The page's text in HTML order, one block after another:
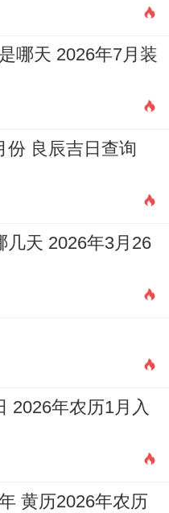
哪天 2026年7月装
份 良辰吉日查询
几天 2026年3月26
2026年农历1月入
黄历2026年农历